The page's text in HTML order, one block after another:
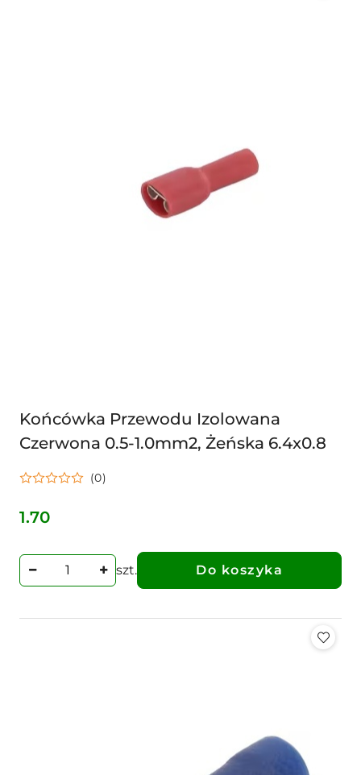
Końcówka Przewodu Izolowana
Czerwona 0.5-1.0mm2, Żeńska 6.4x0.8
(0)
Cena:
1.70
szt. Do koszyka